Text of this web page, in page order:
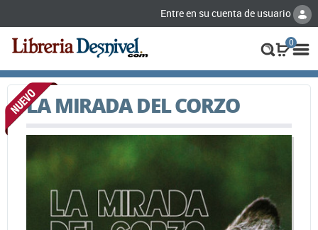
Entre en su cuenta de usuario
0
LA MIRADA DEL CORZO